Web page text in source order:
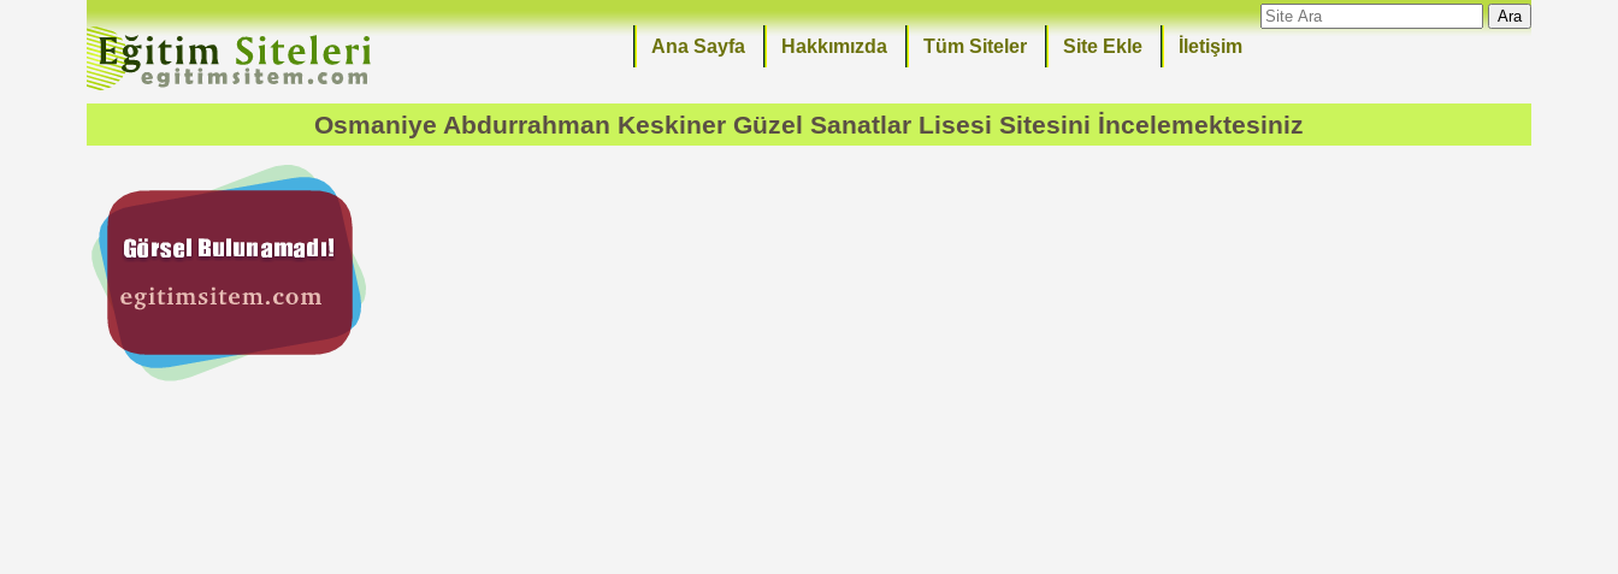
Ara
İletişim
Site Ekle
Tüm Siteler
Hakkımızda
Ana Sayfa
Osmaniye Abdurrahman Keskiner Güzel Sanatlar Lisesi Sitesini İncelemektesiniz